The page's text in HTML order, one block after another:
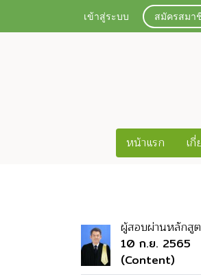
เข้าสู่ระบบ สมัครสมา
หน้าแรก เกี่
ผู้สอบผ่านหลักสูต
10 ก.ย. 2565
(Content)